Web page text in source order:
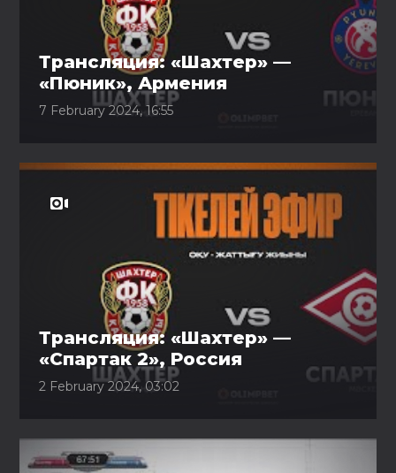
Трансляция: «Шахтер» —
«Пюник», Армения
7 February 2024, 16:55
Трансляция: «Шахтер» —
«Спартак 2», Россия
2 February 2024, 03:02